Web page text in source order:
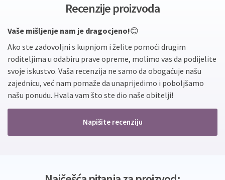
Recenzije proizvoda
Vaše mišljenje nam je dragocjeno!😊
Ako ste zadovoljni s kupnjom i želite pomoći drugim
roditeljima u odabiru prave opreme, molimo vas da podijelite
svoje iskustvo. Vaša recenzija ne samo da obogaćuje našu
zajednicu, već nam pomaže da unaprijedimo i poboljšamo
našu ponudu. Hvala vam što ste dio naše obitelji!
Napišite recenziju